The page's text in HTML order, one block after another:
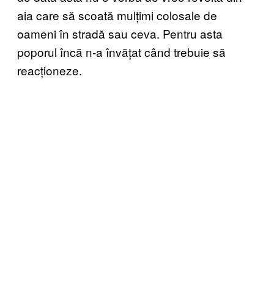
aia care să scoată mulțimi colosale de
oameni în stradă sau ceva. Pentru asta
poporul încă n-a învățat când trebuie să
reacționeze.